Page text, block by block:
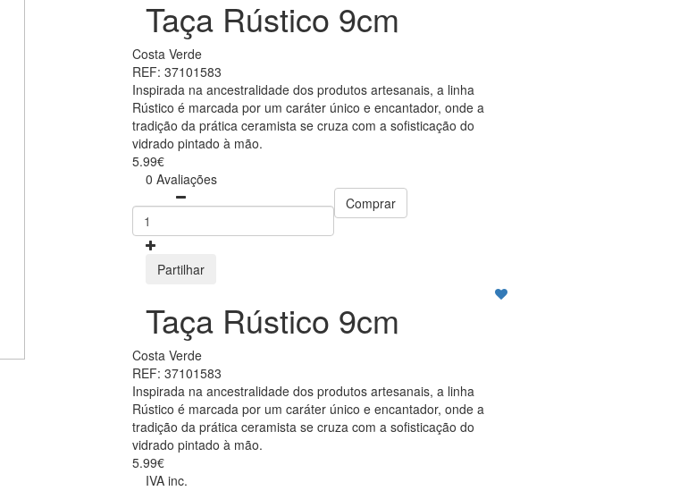
Taça Rústico 9cm
Costa Verde
REF: 37101583
Inspirada na ancestralidade dos produtos artesanais, a linha
Rústico é marcada por um caráter único e encantador, onde a
tradição da prática ceramista se cruza com a sofisticação do
vidrado pintado à mão.
5.99€
0 Avaliações
Comprar
Partilhar
Taça Rústico 9cm
Costa Verde
REF: 37101583
Inspirada na ancestralidade dos produtos artesanais, a linha
Rústico é marcada por um caráter único e encantador, onde a
tradição da prática ceramista se cruza com a sofisticação do
vidrado pintado à mão.
5.99€
IVA inc.